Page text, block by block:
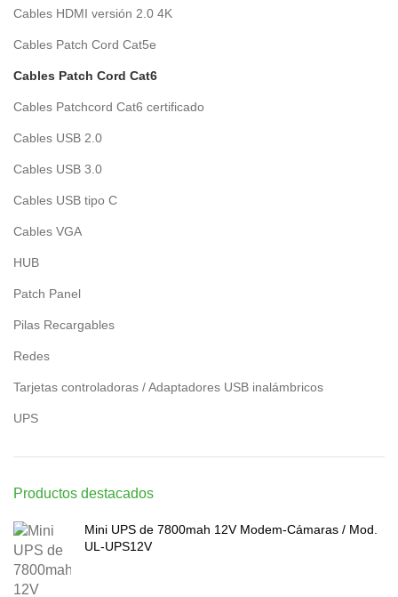
Cables HDMI versión 2.0 4K
Cables Patch Cord Cat5e
Cables Patch Cord Cat6
Cables Patchcord Cat6 certificado
Cables USB 2.0
Cables USB 3.0
Cables USB tipo C
Cables VGA
HUB
Patch Panel
Pilas Recargables
Redes
Tarjetas controladoras / Adaptadores USB inalámbricos
UPS
Productos destacados
Mini UPS de 7800mah 12V Modem-Cámaras / Mod.
UL-UPS12V